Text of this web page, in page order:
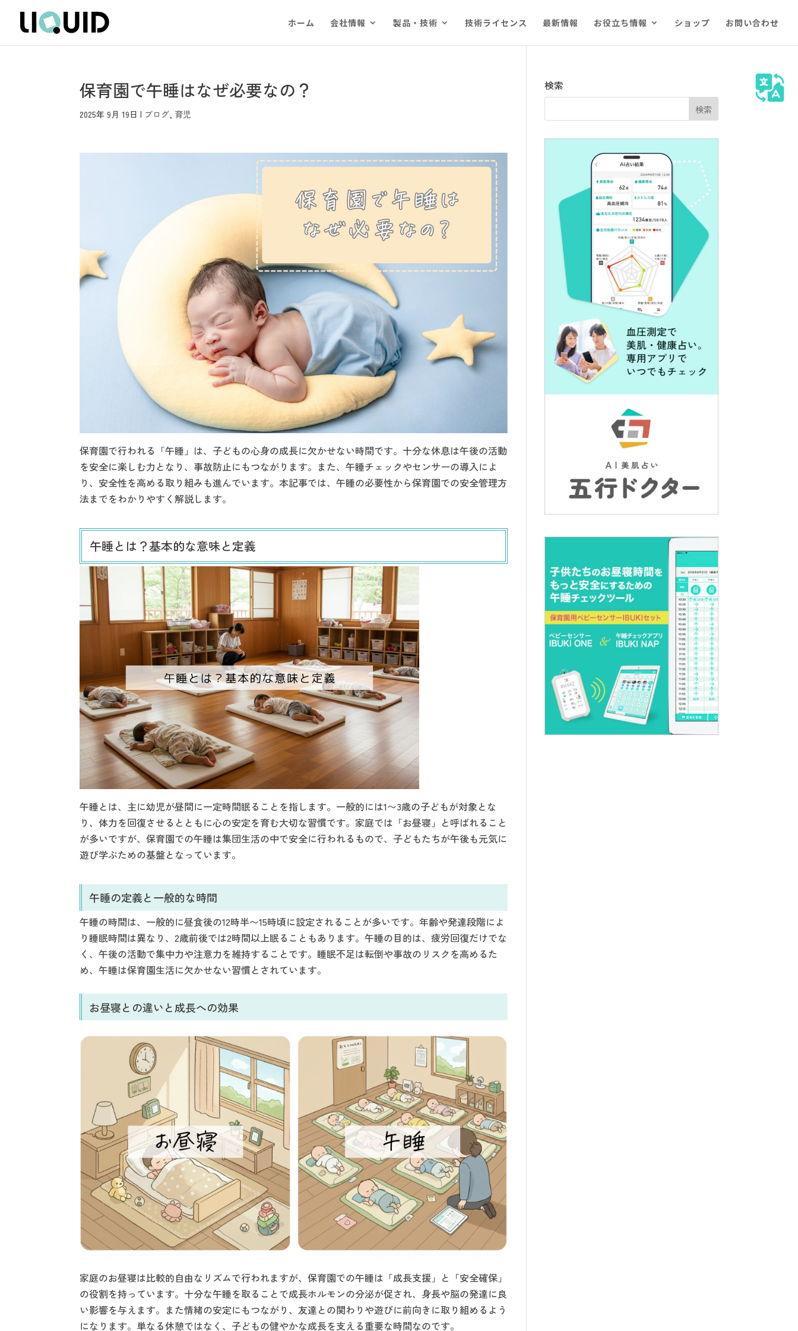
ホーム 会社情報 製品・技術 技術ライセンス 最新情報 お役立ち情報 ショップ お問い合わせ
保育園で午睡はなぜ必要なの？
2025年 9月 19日 | ブログ, 育児
保育園で行われる「午睡」は、子どもの心身の成長に欠かせない時間です。十分な休息は午後の活動
を安全に楽しむ力となり、事故防止にもつながります。また、午睡チェックやセンサーの導入によ
り、安全性を高める取り組みも進んでいます。本記事では、午睡の必要性から保育園での安全管理方
法までをわかりやすく解説します。
午睡とは？基本的な意味と定義
午睡とは、主に幼児が昼間に一定時間眠ることを指します。一般的には1〜3歳の子どもが対象とな
り、体力を回復させるとともに心の安定を育む大切な習慣です。家庭では「お昼寝」と呼ばれること
が多いですが、保育園での午睡は集団生活の中で安全に行われるもので、子どもたちが午後も元気に
遊び学ぶための基盤となっています。
午睡の定義と一般的な時間
午睡の時間は、一般的に昼食後の12時半〜15時頃に設定されることが多いです。年齢や発達段階によ
り睡眠時間は異なり、2歳前後では2時間以上眠ることもあります。午睡の目的は、疲労回復だけでな
く、午後の活動で集中力や注意力を維持することです。睡眠不足は転倒や事故のリスクを高めるた
め、午睡は保育園生活に欠かせない習慣とされています。
お昼寝との違いと成長への効果
家庭のお昼寝は比較的自由なリズムで行われますが、保育園での午睡は「成長支援」と「安全確保」
の役割を持っています。十分な午睡を取ることで成長ホルモンの分泌が促され、身長や脳の発達に良
い影響を与えます。また情緒の安定にもつながり、友達との関わりや遊びに前向きに取り組めるよう
になります。単なる休憩ではなく、子どもの健やかな成長を支える重要な時間なのです。
検索